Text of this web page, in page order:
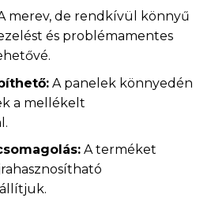
merev, de rendkívül könnyű
és problémamentes
A panelek könnyedén
a mellékelt
A terméket